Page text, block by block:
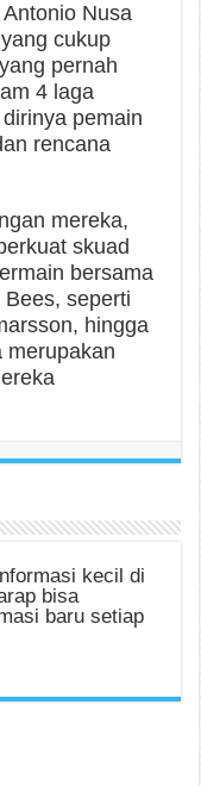
Nusa
cukup
pernah
4 laga
pemain
rencana
mereka,
skuad
bersama
seperti
hingga
merupakan
kecil di
bisa
baru setiap